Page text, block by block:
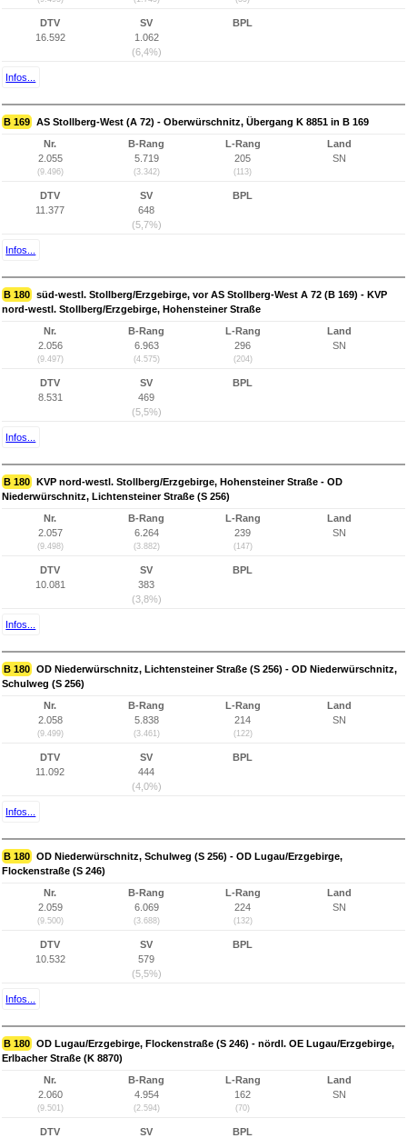
DTV
16.592
SV
1.062
(6,4%)
BPL
Infos...
B 169 AS Stollberg-West (A 72) - Oberwürschnitz, Übergang K 8851 in B 169
Nr.
2.055
(9.496)
B-Rang
5.719
(3.342)
L-Rang
205
(113)
Land
SN
DTV
11.377
SV
648
(5,7%)
BPL
Infos...
B 180 süd-westl. Stollberg/Erzgebirge, vor AS Stollberg-West A 72 (B 169) - KVP
nord-westl. Stollberg/Erzgebirge, Hohensteiner Straße
Nr.
2.056
(9.497)
B-Rang
6.963
(4.575)
L-Rang
296
(204)
Land
SN
DTV
8.531
SV
469
(5,5%)
BPL
Infos...
B 180 KVP nord-westl. Stollberg/Erzgebirge, Hohensteiner Straße - OD
Niederwürschnitz, Lichtensteiner Straße (S 256)
Nr.
2.057
(9.498)
B-Rang
6.264
(3.882)
L-Rang
239
(147)
Land
SN
DTV
10.081
SV
383
(3,8%)
BPL
Infos...
B 180 OD Niederwürschnitz, Lichtensteiner Straße (S 256) - OD Niederwürschnitz,
Schulweg (S 256)
Nr.
2.058
(9.499)
B-Rang
5.838
(3.461)
L-Rang
214
(122)
Land
SN
DTV
11.092
SV
444
(4,0%)
BPL
Infos...
B 180 OD Niederwürschnitz, Schulweg (S 256) - OD Lugau/Erzgebirge,
Flockenstraße (S 246)
Nr.
2.059
(9.500)
B-Rang
6.069
(3.688)
L-Rang
224
(132)
Land
SN
DTV
10.532
SV
579
(5,5%)
BPL
Infos...
B 180 OD Lugau/Erzgebirge, Flockenstraße (S 246) - nördl. OE Lugau/Erzgebirge,
Erlbacher Straße (K 8870)
Nr.
2.060
(9.501)
B-Rang
4.954
(2.594)
L-Rang
162
(70)
Land
SN
DTV
SV
BPL